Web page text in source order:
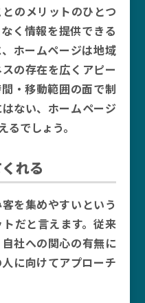
のメリットのひとつ
く情報を提供できる
ホームページは地域
の存在を広くアピー
・移動範囲の面で制
ない、ホームページ
でしょう。
れる
を集めやすいという
だと言えます。従来
社への関心の有無に
に向けてアプローチ